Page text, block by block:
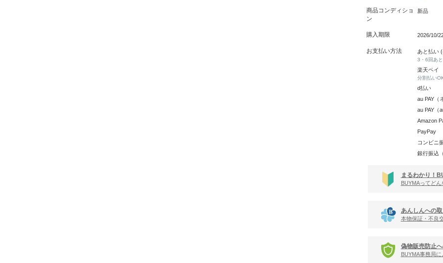
商品コンディショ
ン
新品
購入期限 2026/10/
お支払い方法 あと払い
3・6回あ
楽天ペイ
分割払い
d払い
au PAY（
au PAY（
Amazon
PayPay
コンビニ
銀行振込
まるわかり！
BUYMAってど
あんしんへの
本物保証・不良
偽物販売防止
BUYMA事務局